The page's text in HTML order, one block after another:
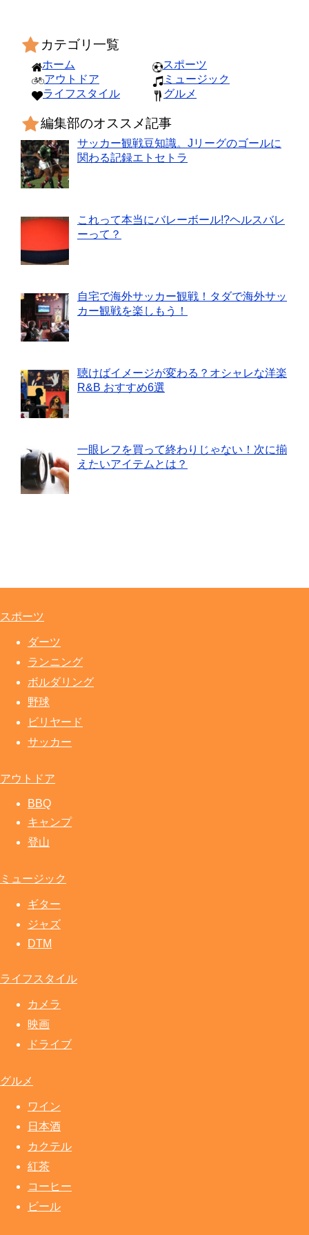
カテゴリ一覧
ホーム
アウトドア
ライフスタイル
スポーツ
ミュージック
グルメ
編集部のオススメ記事
サッカー観戦豆知識。Jリーグのゴールに
関わる記録エトセトラ
これって本当にバレーボール!?ヘルスバレ
ーって？
自宅で海外サッカー観戦！タダで海外サッ
カー観戦を楽しもう！
聴けばイメージが変わる？オシャレな洋楽
R&B おすすめ6選
一眼レフを買って終わりじゃない！次に揃
えたいアイテムとは？
スポーツ
ダーツ
ランニング
ボルダリング
野球
ビリヤード
サッカー
アウトドア
BBQ
キャンプ
登山
ミュージック
ギター
ジャズ
DTM
ライフスタイル
カメラ
映画
ドライブ
グルメ
ワイン
日本酒
カクテル
紅茶
コーヒー
ビール